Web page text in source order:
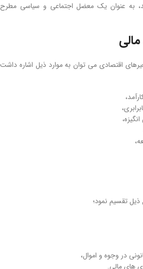
به عنوان یک معضل اجتماعی و سیاسی مطرح
اقتصادی می ­توان به موارد ذیل اشاره داشت
ذیل تقسیم نمود؛
در وجوه و اموال،
‌های مالی.